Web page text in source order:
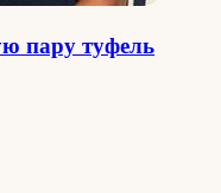
пару туфель